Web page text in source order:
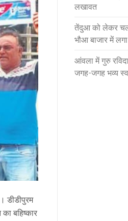
डीडीपुरम
बहिष्कार
लखावत
तेंदुआ को लेकर
भौआ बाजार में
आंवला में गुरु
जगह-जगह भव्य